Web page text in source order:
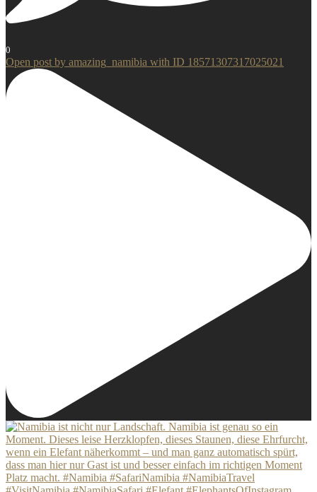
0
Open post by amazing_namibia with ID 18571307317025021